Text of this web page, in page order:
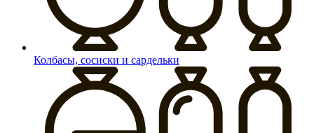
Колбасы, сосиски и сардельки